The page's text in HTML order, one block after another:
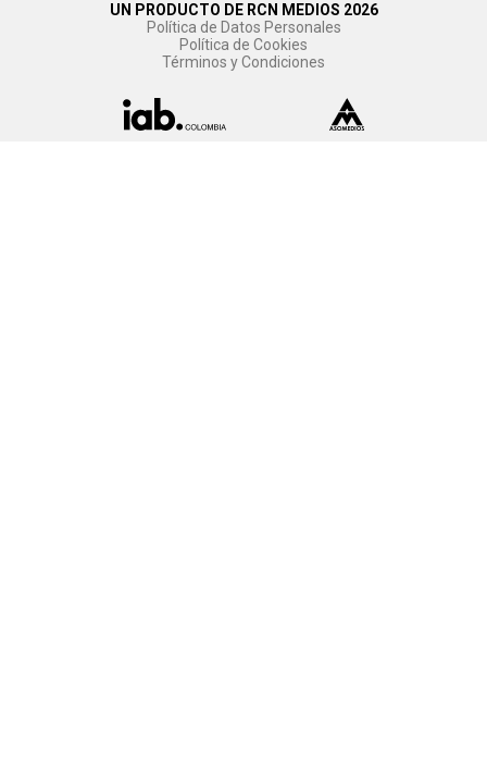
UN PRODUCTO DE RCN MEDIOS 2026
Política de Datos Personales
Política de Cookies
Términos y Condiciones